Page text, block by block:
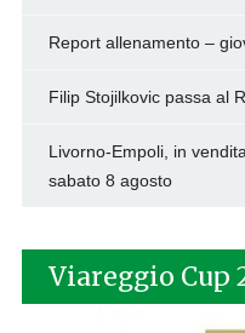
Report allenamento –
Filip Stojilkovic passa al
Livorno-Empoli, in
sabato 8 agosto
Viareggio Cup